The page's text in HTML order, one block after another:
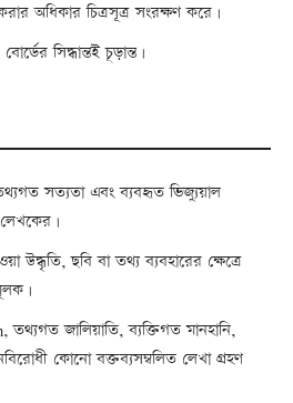
অধিকার চিত্রসূত্র সংরক্ষণ করে।
সিদ্ধান্তই চূড়ান্ত।
সত্যতা এবং ব্যবহৃত ভিজ্যুয়াল
লেখকের।
উদ্ধৃতি, ছবি বা তথ্য ব্যবহারের ক্ষেত্রে
তথ্যগত জালিয়াতি, ব্যক্তিগত মানহানি,
কোনো বক্তব্যসম্বলিত লেখা গ্রহণ